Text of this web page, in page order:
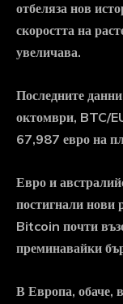
отбеляза нов
скоростта на
увеличава.
Последните
октомври, BTC/
67,987 евро на
Евро и
постигнали нови
Bitcoin почти
преминавайки
В Европа, обаче,